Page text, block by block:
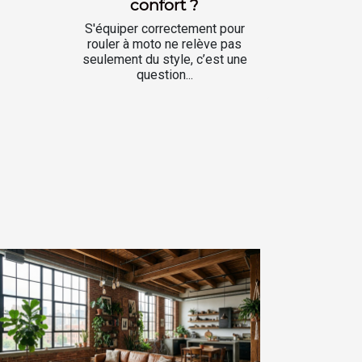
confort ?
S'équiper correctement pour
rouler à moto ne relève pas
seulement du style, c’est une
question...